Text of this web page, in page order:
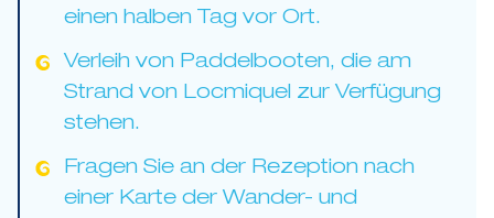
einen halben Tag vor Ort.
Verleih von Paddelbooten, die am
Strand von Locmiquel zur Verfügung
stehen.
Fragen Sie an der Rezeption nach
einer Karte der Wander- und